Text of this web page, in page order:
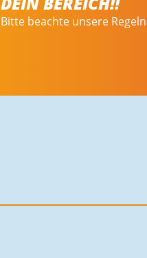
Bitte beachte unsere